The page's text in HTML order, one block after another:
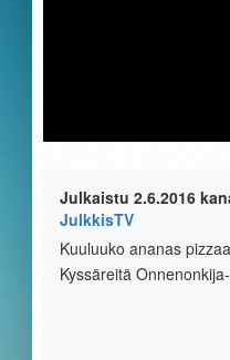
Julkaistu 2.6.2016
JulkkisTV
Kuuluuko ananas
Kyssäreitä